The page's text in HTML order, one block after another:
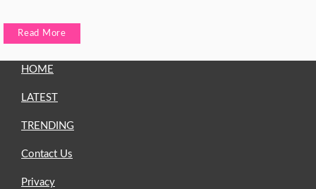
Read More
HOME
LATEST
TRENDING
Contact Us
Privacy